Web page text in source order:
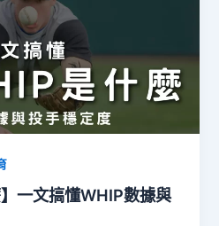
一文搞懂WHIP數據與